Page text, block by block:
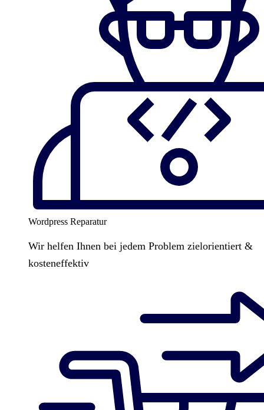
Wordpress Reparatur
Wir helfen Ihnen bei jedem Problem zielorientiert &
kosteneffektiv